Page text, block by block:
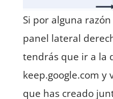
Si por alguna
panel lateral
tendrás que ir a la
keep.google.com y
que has creado